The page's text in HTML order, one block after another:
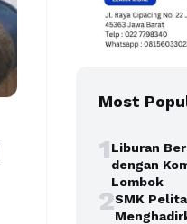
Most
1Liburan
dengan
Lombok
2SMK